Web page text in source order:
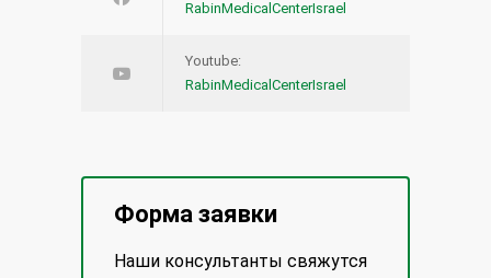
RabinMedicalCenterIsrael
Youtube:
RabinMedicalCenterIsrael
Форма заявки
Наши консультанты свяжутся